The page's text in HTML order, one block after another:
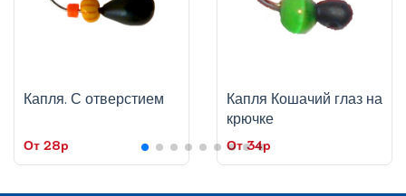
Капля. С отверстием
От 28p
Капля Кошачий глаз на
крючке
От 34p